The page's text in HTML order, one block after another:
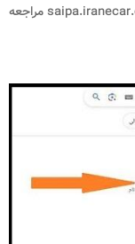
به نشانی اینترنتی saipa.iranecar.com مراجعه